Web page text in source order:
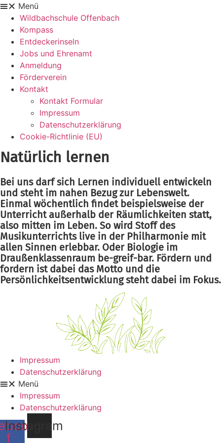
Zum
Inhalt
springen
Menü
Wildbachschule Offenbach
Kompass
Entdeckerinseln
Jobs und Ehrenamt
Anmeldung
Förderverein
Kontakt
Kontakt Formular
Impressum
Datenschutzerklärung
Cookie-Richtlinie (EU)
Natürlich lernen
Bei uns darf sich Lernen individuell entwickeln
und steht im nahen Bezug zur Lebenswelt.
Einmal wöchentlich findet beispielsweise der
Unterricht außerhalb der Räumlichkeiten statt,
also mitten im Leben. So wird Stoff des
Musikunterrichts live in der Philharmonie mit
allen Sinnen erlebbar. Oder Biologie im
Draußenklassenraum be-greif-bar. Fördern und
fordern ist dabei das Motto und die
Persönlichkeitsentwicklung steht dabei im Fokus.
Impressum
Datenschutzerklärung
Menü
Impressum
Datenschutzerklärung
f
Instagram